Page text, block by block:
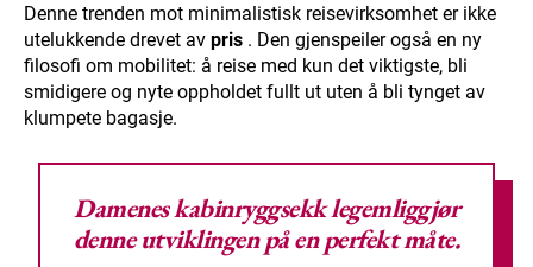
Denne trenden mot minimalistisk reisevirksomhet er ikke
utelukkende drevet av pris . Den gjenspeiler også en ny
filosofi om mobilitet: å reise med kun det viktigste, bli
smidigere og nyte oppholdet fullt ut uten å bli tynget av
klumpete bagasje.
Damenes kabinryggsekklegemliggjør
denne utviklingen på en perfekt måte.